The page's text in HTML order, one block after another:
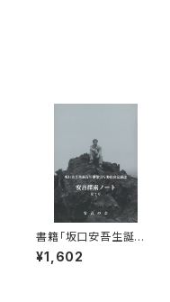
書籍「坂口安吾生誕百
年事業実行委員会記録
誌 安吾探索ノート第7
¥1,602